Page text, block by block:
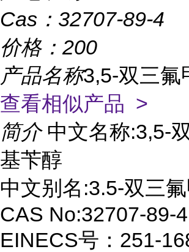
Cas： 32707-89-4
价格： 200
产品名称3,5-双三氟
查看相似产品 >
简介 中文名称:3,5-
基苄醇
中文别名:3.5-双三
CAS No:32707-89-4
EINECS号：251-